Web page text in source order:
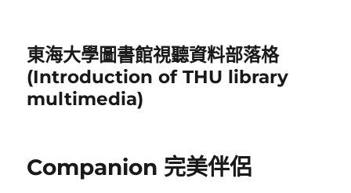
東海大學圖書館視聽資料部落格
(Introduction of THU library
multimedia)
Companion 完美伴侶